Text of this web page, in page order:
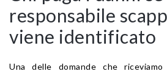
responsabile
viene identificato
Una delle domande che